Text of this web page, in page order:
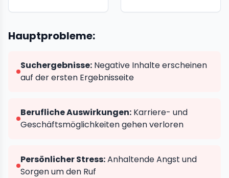
Hauptprobleme:
Suchergebnisse: Negative Inhalte erscheinen
auf der ersten Ergebnisseite
Berufliche Auswirkungen: Karriere- und
Geschäftsmöglichkeiten gehen verloren
Persönlicher Stress:Anhaltende Angst und
Sorgen um den Ruf